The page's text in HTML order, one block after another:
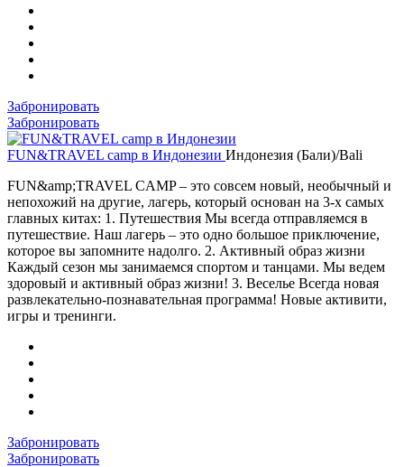
Забронировать
Забронировать
FUN&TRAVEL camp в Индонезии Индонезия (Бали)/Bali
FUN&amp;TRAVEL CAMP – это совсем новый, необычный и
непохожий на другие, лагерь, который основан на 3-х самых
главных китах: 1. Путешествия Мы всегда отправляемся в
путешествие. Наш лагерь – это одно большое приключение,
которое вы запомните надолго. 2. Активный образ жизни
Каждый сезон мы занимаемся спортом и танцами. Мы ведем
здоровый и активный образ жизни! 3. Веселье Всегда новая
развлекательно-познавательная программа! Новые активити,
игры и тренинги.
Забронировать
Забронировать